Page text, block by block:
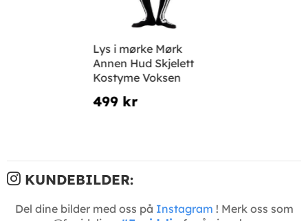
Lys i mørke Mørk
Annen Hud Skjelett
Kostyme Voksen
499 kr
KUNDEBILDER:
Del dine bilder med oss på Instagram ! Merk oss som